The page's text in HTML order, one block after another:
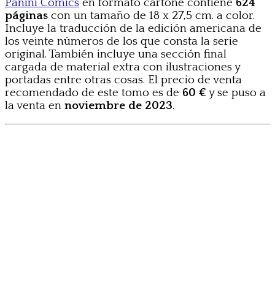
Panini Comics en formato cartoné contiene 624
páginas con un tamaño de 18 x 27,5 cm. a color.
Incluye la traducción de la edición americana de
los veinte números de los que consta la serie
original. También incluye una sección final
cargada de material extra con ilustraciones y
portadas entre otras cosas. El precio de venta
recomendado de este tomo es de 60 € y se puso a
la venta en noviembre de 2023.